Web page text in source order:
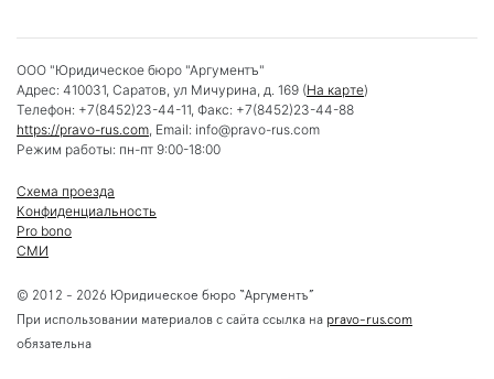
© 2012 - 2026 Юридическое бюро “Аргументъ”
При использовании материалов с сайта ссылка на pravo-rus.com
обязательна
ООО "Юридическое бюро "Аргументъ"
Адрес: 410031, Саратов, ул Мичурина, д. 169 (На карте)
Телефон: +7(8452)23-44-11, Факс: +7(8452)23-44-88
https://pravo-rus.com, Email: info@pravo-rus.com
Режим работы: пн-пт 9:00-18:00
Схема проезда
Конфиденциальность
Pro bono
СМИ